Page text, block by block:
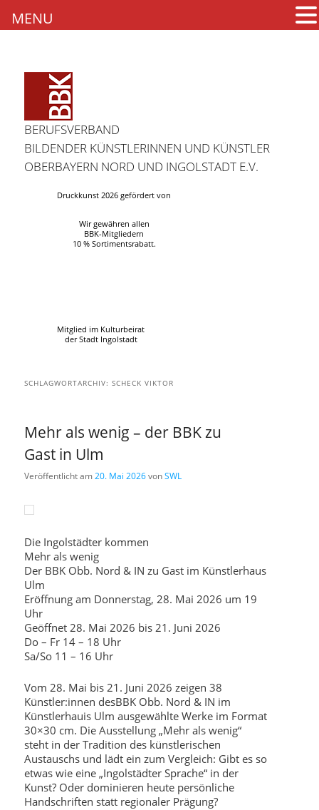
BERUFSVERBAND
BILDENDER KÜNSTLERINNEN UND KÜNSTLER
OBERBAYERN NORD UND INGOLSTADT E.V.
Druckkunst 2026 gefördert von
Wir gewähren allen
BBK-Mitgliedern
10 % Sortimentsrabatt.
Mitglied im Kulturbeirat
der Stadt Ingolstadt
SCHLAGWORTARCHIV:SCHECK VIKTOR
Mehr als wenig – der BBK zu
Gast in Ulm
Veröffentlicht am20. Mai 2026vonSWL
Die Ingolstädter kommen
Mehr als wenig
Der BBK Obb. Nord & IN zu Gast im Künstlerhaus
Ulm
Eröffnung am Donnerstag, 28. Mai 2026 um 19
Uhr
Geöffnet 28. Mai 2026 bis 21. Juni 2026
Do – Fr 14 – 18 Uhr
Sa/So 11 – 16 Uhr
Vom 28. Mai bis 21. Juni 2026 zeigen 38
Künstler:innen desBBK Obb. Nord & IN im
Künstlerhauis Ulm ausgewählte Werke im Format
30×30 cm. Die Ausstellung „Mehr als wenig“
steht in der Tradition des künstlerischen
Austauschs und lädt ein zum Vergleich: Gibt es so
etwas wie eine „Ingolstädter Sprache“ in der
Kunst? Oder dominieren heute persönliche
Handschriften statt regionaler Prägung?
MENU